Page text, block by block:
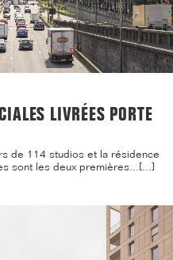
LIVRÉES PORTE
de 114 studios et la résidence
sont les deux premières...[...]